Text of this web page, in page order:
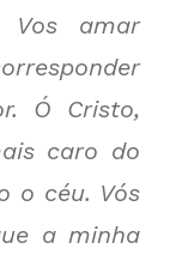
Vos amar
Ó Cristo,
caro do
o céu. Vós
a minha